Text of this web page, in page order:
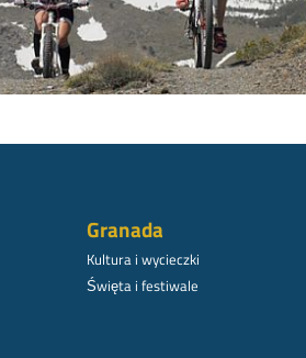
Granada
Kultura i wycieczki
Święta i festiwale